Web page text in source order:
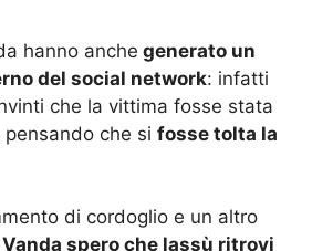
hanno anche generato un
del social network: infatti
che la vittima fosse stata
che si fosse tolta la
di cordoglio e un altro
spero che lassù ritrovi